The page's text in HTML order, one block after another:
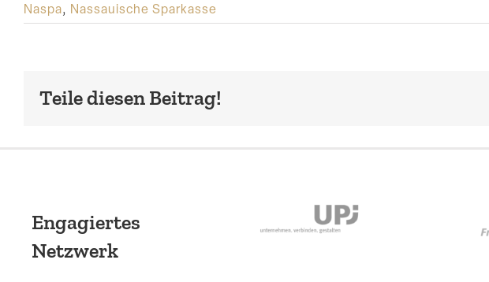
Naspa, Nassauische Sparkasse
Teile diesen Beitrag!
Engagiertes
Netzwerk